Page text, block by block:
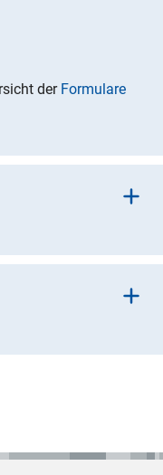
der Formulare